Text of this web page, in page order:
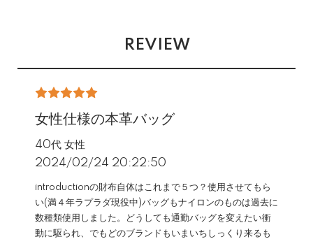
REVIEW
女性仕様の本革バッグ
40代 女性
2024/02/24 20:22:50
introductionの財布自体はこれまで５つ？使用させてもら
い(満４年ラプラダ現役中)バッグもナイロンのものは過去に
数種類使用しました。どうしても通勤バッグを変えたい衝
動に駆られ、でもどのブランドもいまいちしっくり来るも